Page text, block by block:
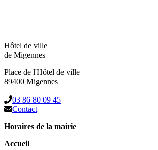
Hôtel de ville
de Migennes
Place de l'Hôtel de ville
89400 Migennes
03 86 80 09 45
Contact
Horaires de la mairie
Accueil